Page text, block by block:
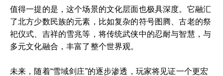
值得一提的是，这个场景的文化层面也极具深度。它融汇
了北方少数民族的元素，比如复杂的符号图腾、古老的祭
祀仪式、吉祥的雪兆等，将传统武侠中的忍耐与智慧，与
多元文化融合，丰富了整个世界观。
未来，随着“雪域剑庄”的逐步渗透，玩家将见证一个更宏